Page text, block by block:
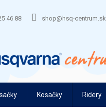
46 88 shop@hsq-centrum.sk
Kosačky Ridery